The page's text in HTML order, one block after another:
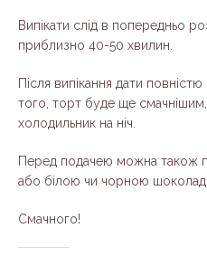
Випікати слід в попередньо
приблизно 40-50 хвилин.
Після випікання дати
того, торт буде ще
холодильник на ніч.
Перед подачею можна також
або білою чи чорною
Смачного!